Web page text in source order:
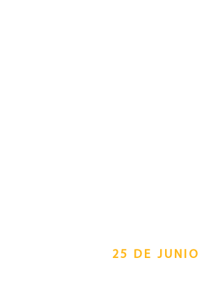
25 DE JUNIO